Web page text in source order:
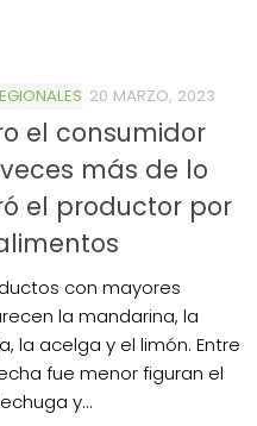
20 MARZO, 2023
el consumidor
más de lo
el productor por
con mayores
la mandarina, la
la acelga y el limón. Entre
fue menor figuran el
y...